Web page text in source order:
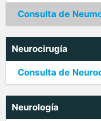
Consulta de
Neurocirugía
Consulta de
Neurología